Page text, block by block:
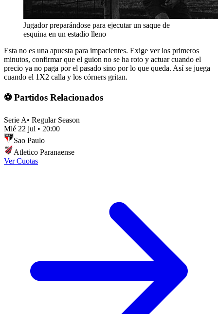
Jugador preparándose para ejecutar un saque de
esquina en un estadio lleno
Esta no es una apuesta para impacientes. Exige ver los primeros
minutos, confirmar que el guion no se ha roto y actuar cuando el
precio ya no paga por el pasado sino por lo que queda. Así se juega
cuando el 1X2 calla y los córners gritan.
⚽ Partidos Relacionados
Serie A• Regular Season
Mié 22 jul • 20:00
Sao Paulo
Atletico Paranaense
Ver Cuotas